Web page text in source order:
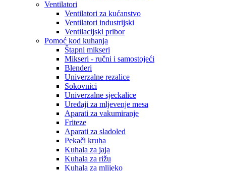
Ventilatori
Ventilatori za kućanstvo
Ventilatori industrijski
Ventilacijski pribor
Pomoć kod kuhanja
Štapni mikseri
Mikseri - ručni i samostojeći
Blenderi
Univerzalne rezalice
Sokovnici
Univerzalne sjeckalice
Uređaji za mljevenje mesa
Aparati za vakumiranje
Friteze
Aparati za sladoled
Pekači kruha
Kuhala za jaja
Kuhala za rižu
Kuhala za mlijeko